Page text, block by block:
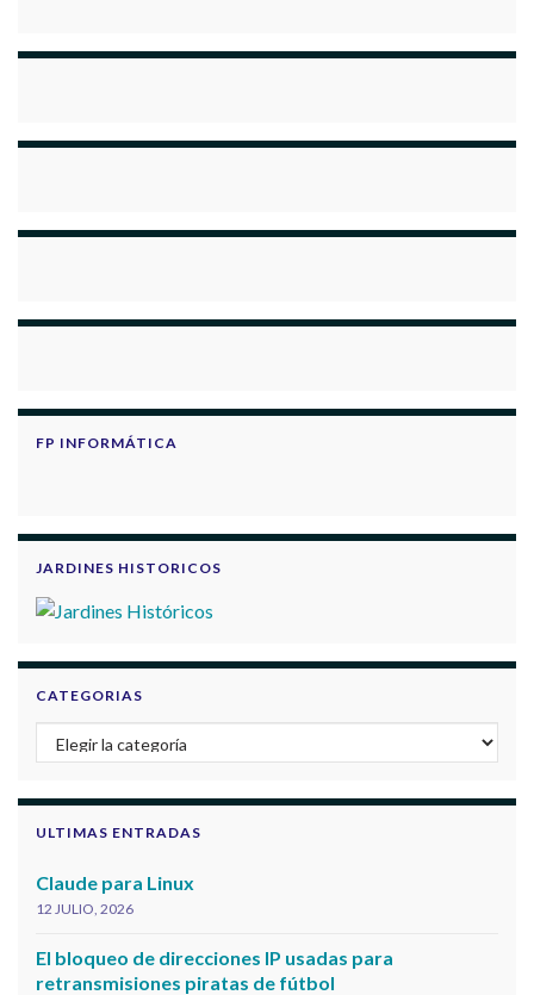
FP INFORMÁTICA
JARDINES HISTORICOS
CATEGORIAS
Categorias
ULTIMAS ENTRADAS
Claude para Linux
12 JULIO, 2026
El bloqueo de direcciones IP usadas para
retransmisiones piratas de fútbol